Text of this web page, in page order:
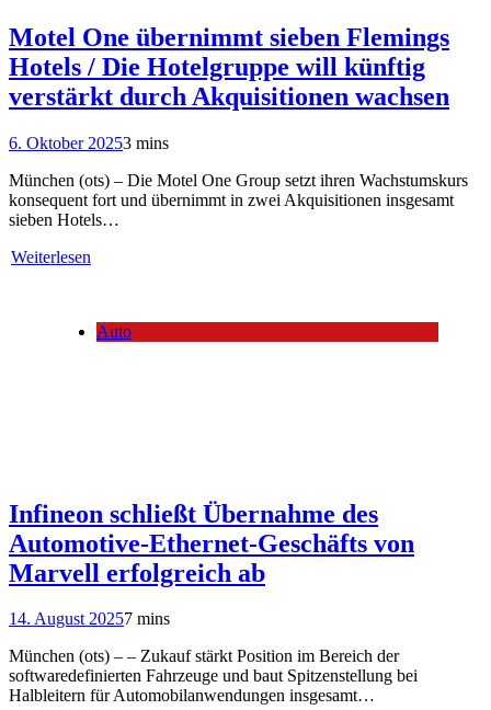
Motel One übernimmt sieben Flemings
Hotels / Die Hotelgruppe will künftig
verstärkt durch Akquisitionen wachsen
6. Oktober 20253 mins
München (ots) – Die Motel One Group setzt ihren Wachstumskurs
konsequent fort und übernimmt in zwei Akquisitionen insgesamt
sieben Hotels…
Weiterlesen
Auto
Infineon schließt Übernahme des
Automotive-Ethernet-Geschäfts von
Marvell erfolgreich ab
14. August 20257 mins
München (ots) – – Zukauf stärkt Position im Bereich der
softwaredefinierten Fahrzeuge und baut Spitzenstellung bei
Halbleitern für Automobilanwendungen insgesamt…